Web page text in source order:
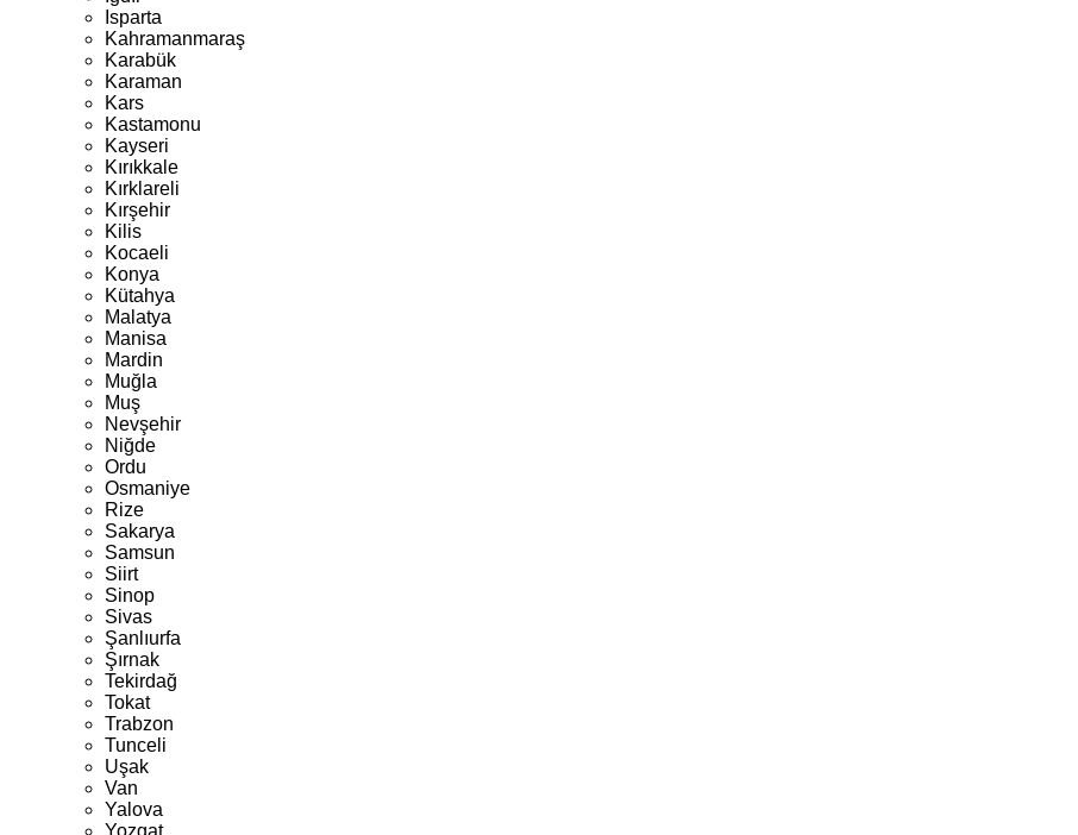
Isparta
Kahramanmaraş
Karabük
Karaman
Kars
Kastamonu
Kayseri
Kırıkkale
Kırklareli
Kırşehir
Kilis
Kocaeli
Konya
Kütahya
Malatya
Manisa
Mardin
Muğla
Muş
Nevşehir
Niğde
Ordu
Osmaniye
Rize
Sakarya
Samsun
Siirt
Sinop
Sivas
Şanlıurfa
Şırnak
Tekirdağ
Tokat
Trabzon
Tunceli
Uşak
Van
Yalova
Yozgat